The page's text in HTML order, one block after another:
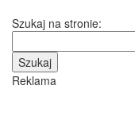
Szukaj na stronie:
Reklama